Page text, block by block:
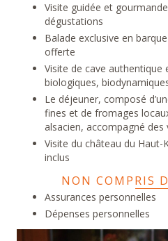
Visite guidée et
dégustations
Balade exclusive en
offerte
Visite de cave authentique
biologiques,
Le déjeuner, composé
fines et de fromages
alsacien, accompagné des
Visite du château du
inclus
NON COMPRIS
Assurances personnelles
Dépenses personnelles